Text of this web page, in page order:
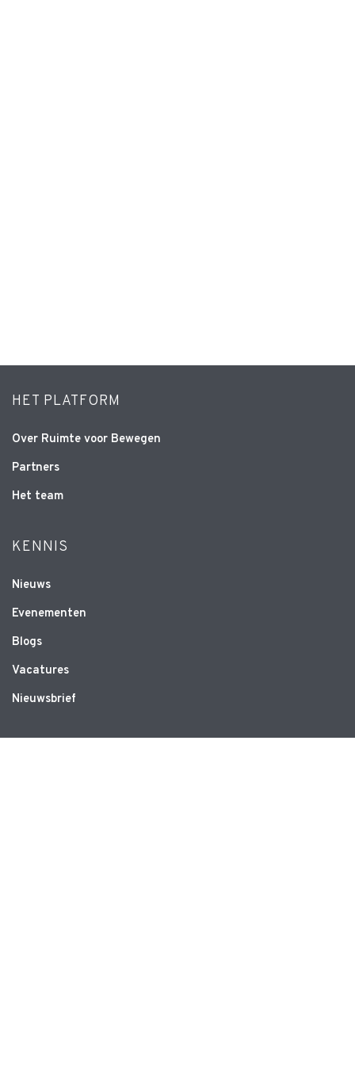
HET PLATFORM
Over Ruimte voor Bewegen
Partners
Het team
KENNIS
Nieuws
Evenementen
Blogs
Vacatures
Nieuwsbrief